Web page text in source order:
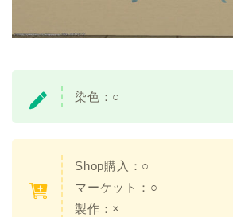
染色：○
Shop購入：○
マーケット：○
製作：×